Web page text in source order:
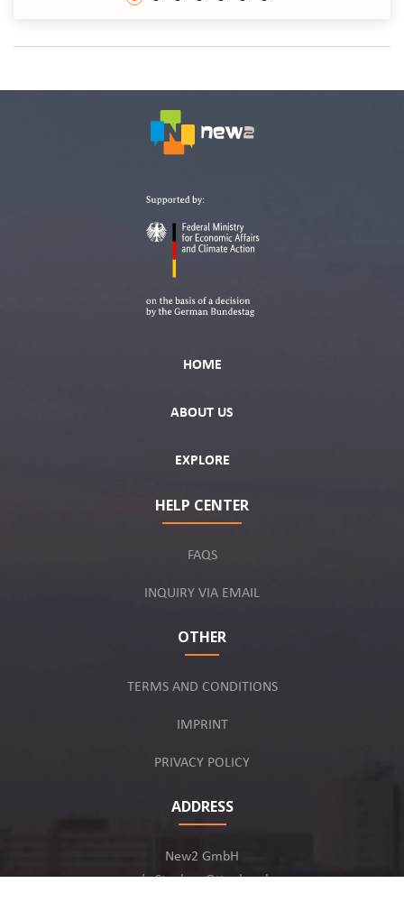
HOME
ABOUT US
EXPLORE
HELP CENTER
FAQS
INQUIRY VIA EMAIL
OTHER
TERMS AND CONDITIONS
IMPRINT
PRIVACY POLICY
ADDRESS
New2 GmbH
c/o Stephan Ottenbruch